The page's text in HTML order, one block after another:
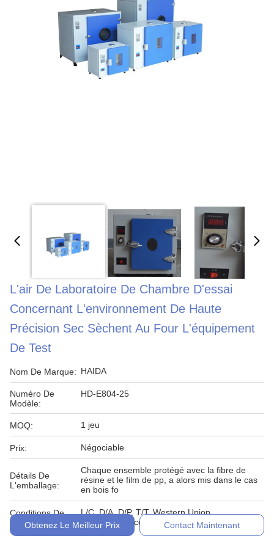
L'air De Laboratoire De Chambre D'essai
Concernant L'environnement De Haute
Précision Sec Sèchent Au Four L'équipement
De Test
Nom De Marque: HAIDA
Numéro De
Modèle:
HD-E804-25
MOQ: 1 jeu
Prix: Négociable
Détails De
L'emballage:
Chaque ensemble protégé avec la fibre de
résine et le film de pp, a alors mis dans le cas
en bois fo
Conditions De
Paiement:
L/C, D/A, D/P, T/T, Western Union,
MoneyGram, comptant, engagement
Obtenez Le Meilleur Prix Contact Maintenant